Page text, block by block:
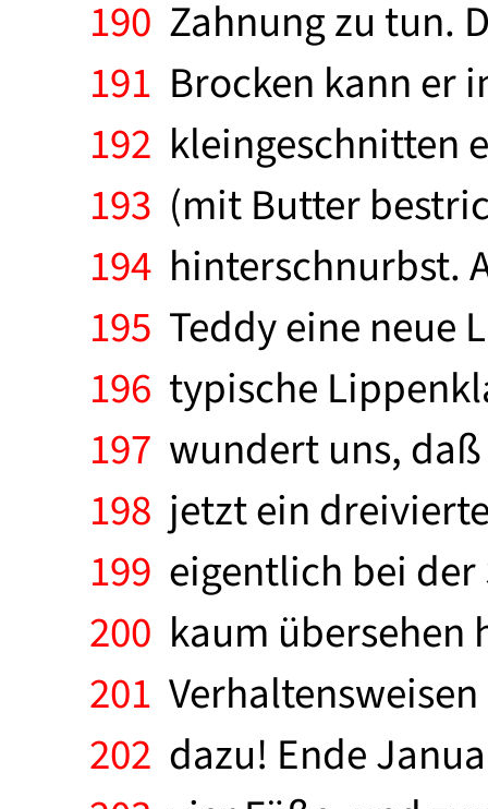
190 Zahnung zu tun.
191 Brocken kann er
192 kleingeschnitten
193 (mit Butter
194 hinterschnurbst.
195 Teddy eine neue
196 typische
197 wundert uns,
198 jetzt ein
199 eigentlich bei
200 kaum übersehen
201
202 dazu! Ende